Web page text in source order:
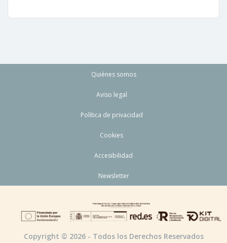
Quiénes somos
Aviso legal
Política de privacidad
Cookies
Accesibilidad
Newsletter
Copyright © 2026 - Todos los Derechos Reservados